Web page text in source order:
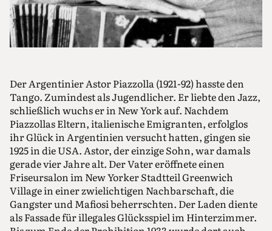
Der Argentinier Astor Piazzolla (1921-92) hasste den
Tango. Zumindest als Jugendlicher. Er liebte den Jazz,
schließlich wuchs er in New York auf. Nachdem
Piazzollas Eltern, italienische Emigranten, erfolglos
ihr Glück in Argentinien versucht hatten, gingen sie
1925 in die USA. Astor, der einzige Sohn, war damals
gerade vier Jahre alt. Der Vater eröffnete einen
Friseursalon im New Yorker Stadtteil Greenwich
Village in einer zwielichtigen Nachbarschaft, die
Gangster und Mafiosi beherrschten. Der Laden diente
als Fassade für illegales Glücksspiel im Hinterzimmer.